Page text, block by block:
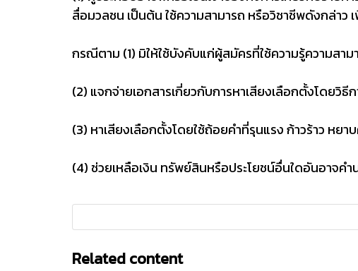
สื่อมวลชน เป็นต้น ใช้ความสามารถ หรือวิชาชีพดังกล่าว
กรณีตาม (1) มิให้ใช้บังคับแก่ผู้สมัครที่ใช้ความรู้ความสา
(2) แจกจ่ายเอกสารเกี่ยวกับการหาเสียงเลือกตั้งโดยวิธี
(3) หาเสียงเลือกตั้งโดยใช้ถ้อยคำที่รุนแรง ก้าวร้าว หยา
(4) ช่วยเหลือเงิน ทรัพย์สินหรือประโยชน์อื่นใดอันอาจค
Related content